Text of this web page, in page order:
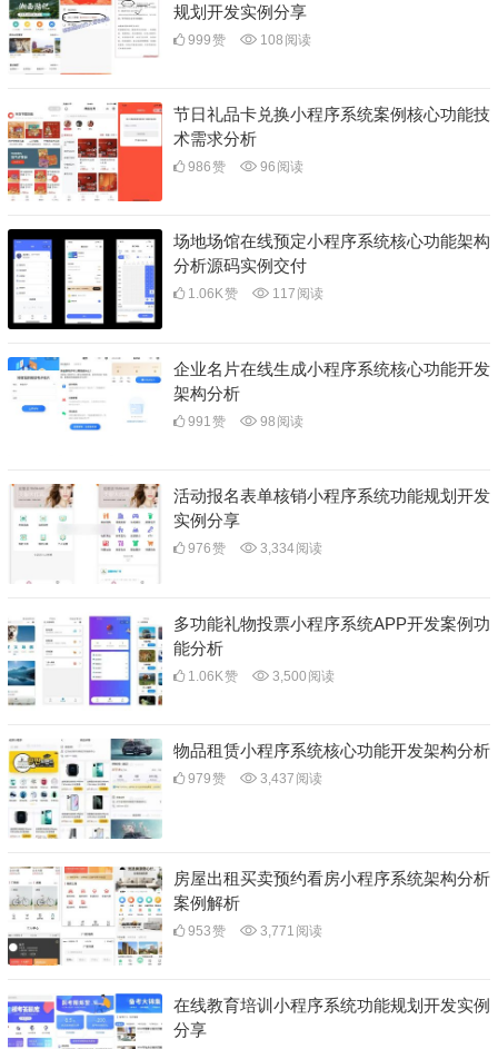
规划开发实例分享
999赞 108 阅读
节日礼品卡兑换小程序系统案例核心功能技
术需求分析
986赞 96 阅读
场地场馆在线预定小程序系统核心功能架构
分析源码实例交付
1.06K赞 117 阅读
企业名片在线生成小程序系统核心功能开发
架构分析
991赞 98 阅读
活动报名表单核销小程序系统功能规划开发
实例分享
976赞 3,334阅读
多功能礼物投票小程序系统APP开发案例功
能分析
1.06K赞 3,500 阅读
物品租赁小程序系统核心功能开发架构分析
979赞 3,437 阅读
房屋出租买卖预约看房小程序系统架构分析
案例解析
953赞 3,771 阅读
在线教育培训小程序系统功能规划开发实例
分享